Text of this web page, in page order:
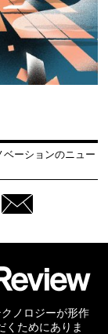
ーションのニュー
クノロジーが形作
くためにありま